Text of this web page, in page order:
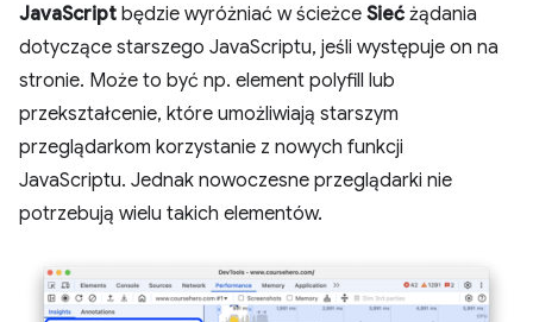
JavaScript będzie wyróżniać w ścieżce Sieć żądania
dotyczące starszego JavaScriptu, jeśli występuje on na
stronie. Może to być np. element polyfill lub
przekształcenie, które umożliwiają starszym
przeglądarkom korzystanie z nowych funkcji
JavaScriptu. Jednak nowoczesne przeglądarki nie
potrzebują wielu takich elementów.